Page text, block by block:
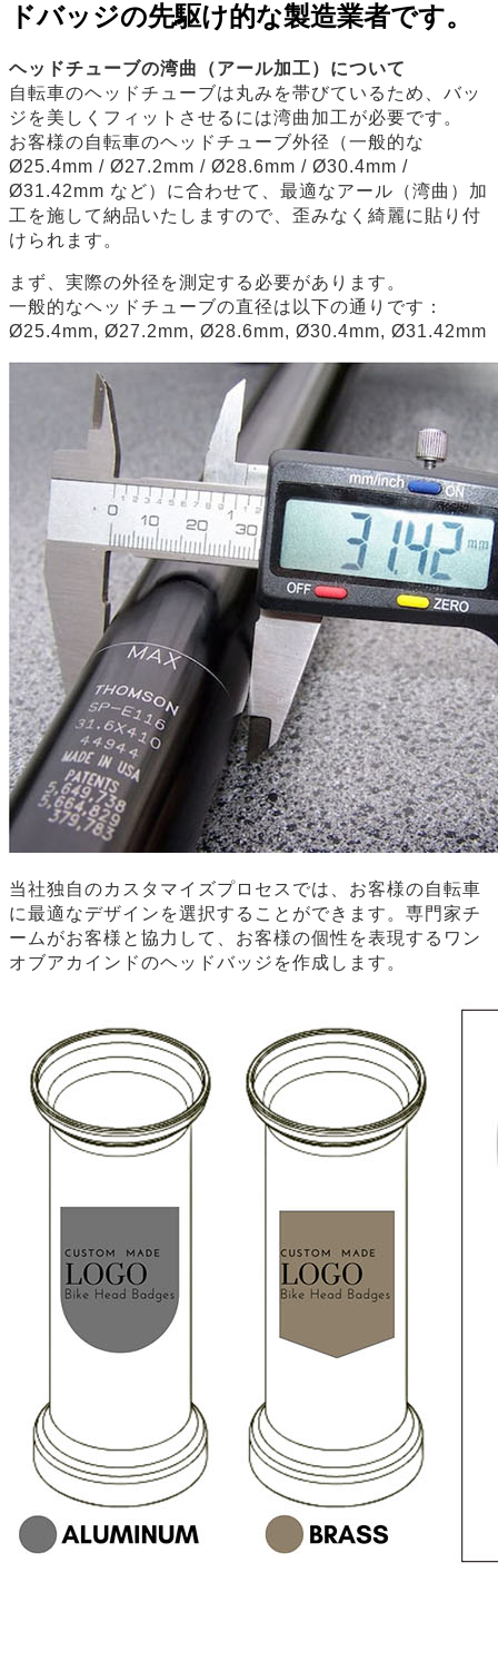
ドバッジの先駆け的な製造業者です。
ヘッドチューブの湾曲（アール加工）について
自転車のヘッドチューブは丸みを帯びているため、バッ
ジを美しくフィットさせるには湾曲加工が必要です。
お客様の自転車のヘッドチューブ外径（一般的な
Ø25.4mm / Ø27.2mm / Ø28.6mm / Ø30.4mm /
Ø31.42mm など）に合わせて、最適なアール（湾曲）加
工を施して納品いたしますので、歪みなく綺麗に貼り付
けられます。
まず、実際の外径を測定する必要があります。
一般的なヘッドチューブの直径は以下の通りです：
Ø25.4mm, Ø27.2mm, Ø28.6mm, Ø30.4mm, Ø31.42mm
当社独自のカスタマイズプロセスでは、お客様の自転車
に最適なデザインを選択することができます。専門家チ
ームがお客様と協力して、お客様の個性を表現するワン
オブアカインドのヘッドバッジを作成します。